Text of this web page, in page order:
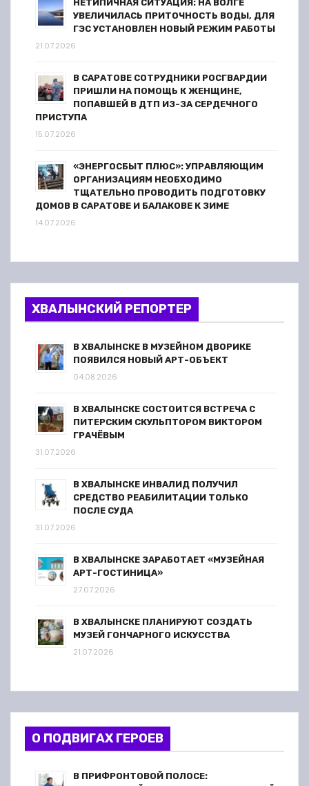
НЕТИПИЧНАЯ СИТУАЦИЯ: НА ВОЛГЕ
УВЕЛИЧИЛАСЬ ПРИТОЧНОСТЬ ВОДЫ, ДЛЯ
ГЭС УСТАНОВЛЕН НОВЫЙ РЕЖИМ РАБОТЫ
21.07.2026
В САРАТОВЕ СОТРУДНИКИ РОСГВАРДИИ
ПРИШЛИ НА ПОМОЩЬ К ЖЕНЩИНЕ,
ПОПАВШЕЙ В ДТП ИЗ-ЗА СЕРДЕЧНОГО
ПРИСТУПА
15.07.2026
«ЭНЕРГОСБЫТ ПЛЮС»: УПРАВЛЯЮЩИМ
ОРГАНИЗАЦИЯМ НЕОБХОДИМО
ТЩАТЕЛЬНО ПРОВОДИТЬ ПОДГОТОВКУ
ДОМОВ В САРАТОВЕ И БАЛАКОВЕ К ЗИМЕ
14.07.2026
ХВАЛЫНСКИЙ РЕПОРТЕР
В ХВАЛЫНСКЕ В МУЗЕЙНОМ ДВОРИКЕ
ПОЯВИЛСЯ НОВЫЙ АРТ-ОБЪЕКТ
04.08.2026
В ХВАЛЫНСКЕ СОСТОИТСЯ ВСТРЕЧА С
ПИТЕРСКИМ СКУЛЬПТОРОМ ВИКТОРОМ
ГРАЧЁВЫМ
31.07.2026
В ХВАЛЫНСКЕ ИНВАЛИД ПОЛУЧИЛ
СРЕДСТВО РЕАБИЛИТАЦИИ ТОЛЬКО
ПОСЛЕ СУДА
31.07.2026
В ХВАЛЫНСКЕ ЗАРАБОТАЕТ «МУЗЕЙНАЯ
АРТ-ГОСТИНИЦА»
27.07.2026
В ХВАЛЫНСКЕ ПЛАНИРУЮТ СОЗДАТЬ
МУЗЕЙ ГОНЧАРНОГО ИСКУССТВА
21.07.2026
О ПОДВИГАХ ГЕРОЕВ
В ПРИФРОНТОВОЙ ПОЛОСЕ: